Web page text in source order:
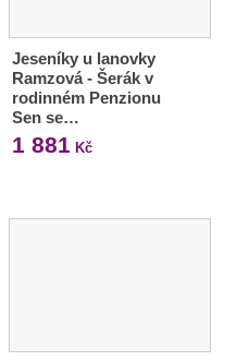
Jeseníky u lanovky
Ramzová - Šerák v
rodinném Penzionu
Sen se…
1 881 Kč